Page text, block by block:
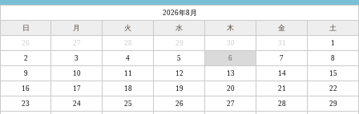
2026年8月
日
月 火 水 木 金
土
26
27 28 29 30 31
1
2
3 4 5 6 7
8
9
10 11 12 13 14
15
16
17 18 19 20 21
22
23
24 25 26 27 28
29